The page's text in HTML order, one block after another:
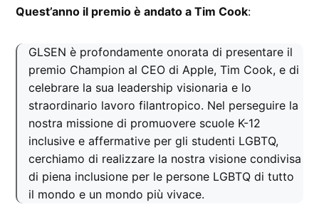
Quest’anno il premio è andato a Tim Cook:
GLSEN è profondamente onorata di presentare il
premio Champion al CEO di Apple, Tim Cook, e di
celebrare la sua leadership visionaria e lo
straordinario lavoro filantropico. Nel perseguire la
nostra missione di promuovere scuole K-12
inclusive e affermative per gli studenti LGBTQ,
cerchiamo di realizzare la nostra visione condivisa
di piena inclusione per le persone LGBTQ di tutto
il mondo e un mondo più vivace.